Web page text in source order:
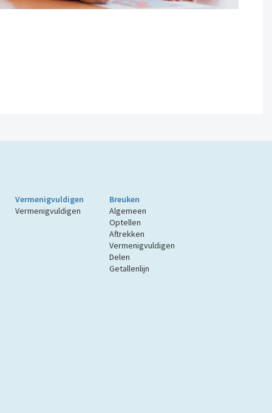
Vermenigvuldigen
Vermenigvuldigen
Breuken
Algemeen
Optellen
Aftrekken
Vermenigvuldigen
Delen
Getallenlijn